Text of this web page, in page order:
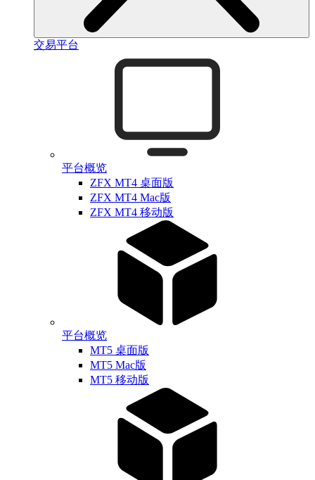
交易平台
平台概览
ZFX MT4 桌面版
ZFX MT4 Mac版
ZFX MT4 移动版
平台概览
MT5 桌面版
MT5 Mac版
MT5 移动版